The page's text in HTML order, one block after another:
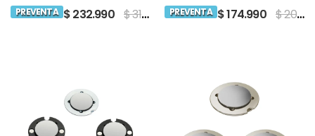
PREVENTA $ 232.990 $ 313.990
FILTER
PREVENTA $ 174.990 $ 208.990